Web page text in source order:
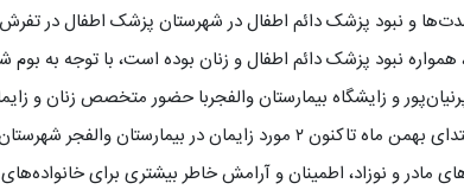
و نبود پزشک دائم اطفال در شهرستان پزشک اطفال در
نبود پزشک دائم اطفال و زنان بوده است، با توجه به
و زایشگاه بیمارستان والفجربا حضور متخصص زنان و
مادر و نوزاد، اطمینان و آرامش خاطر بیشتری برای